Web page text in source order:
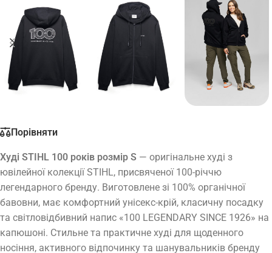
Порівняти
Худі STIHL 100 років розмір S — оригінальне худі з
ювілейної колекції STIHL, присвяченої 100-річчю
легендарного бренду. Виготовлене зі 100% органічної
бавовни, має комфортний унісекс-крій, класичну посадку
та світловідбивний напис «100 LEGENDARY SINCE 1926» на
капюшоні. Стильне та практичне худі для щоденного
носіння, активного відпочинку та шанувальників бренду